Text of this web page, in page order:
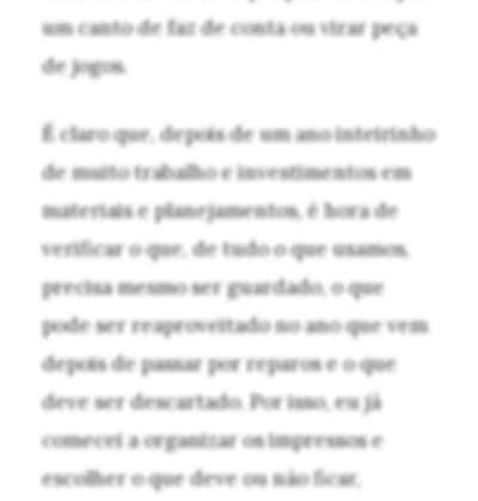
um canto de faz de conta ou virar peça
de jogos.
É claro que, depois de um ano inteirinho
de muito trabalho e investimentos em
materiais e planejamentos, é hora de
verificar o que, de tudo o que usamos,
precisa mesmo ser guardado, o que
pode ser reaproveitado no ano que vem
depois de passar por reparos e o que
deve ser descartado. Por isso, eu já
comecei a organizar os impressos e
escolher o que deve ou não ficar,